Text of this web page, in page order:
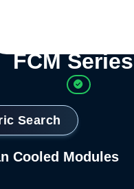
FCM Series
Search
Cooled Modules